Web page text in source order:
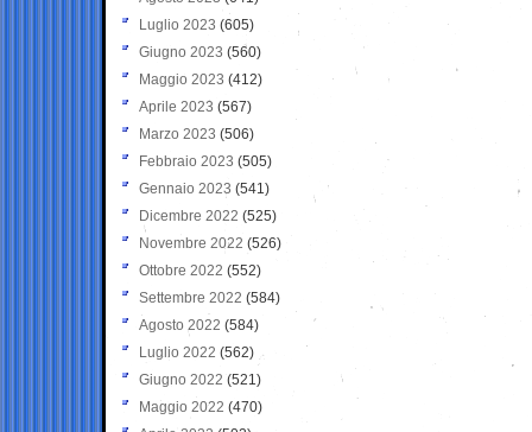
Luglio 2023 (605)
Giugno 2023 (560)
Maggio 2023 (412)
Aprile 2023 (567)
Marzo 2023 (506)
Febbraio 2023 (505)
Gennaio 2023 (541)
Dicembre 2022 (525)
Novembre 2022 (526)
Ottobre 2022 (552)
Settembre 2022 (584)
Agosto 2022 (584)
Luglio 2022 (562)
Giugno 2022 (521)
Maggio 2022 (470)